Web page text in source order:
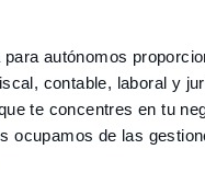
autónomos
contable, laboral y
te concentres en tu
ocupamos de las